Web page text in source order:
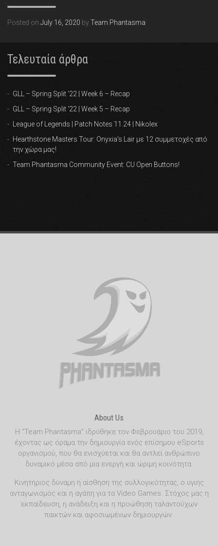
Posted on July 16, 2020 by Team Phantasma
Τελευταία άρθρα
GLL – Spring Split ‘22 | Week 6 – Recap
GLL – Spring Split ‘22 | Week 5 – Recap
League of Legends | Patch Notes 11.24 | Nikolex
Hearthstone Masters Tour: Onyxia’s Lair με 12 συμμετοχές από
την χώρα μας!
Team Phantasma Community Event: CU Open Buttons!
About Us
Η “Team Phantasma” ιδρύθηκε τον Φεβρουάριο του 2019,
έχοντας ως όραμα την δημιουργία ενός επίσημου eSports
οργανισμού, που θα ενισχύεται και θα αντλεί ανθρώπινο
δυναμικό μέσα από μια ενεργή και ώριμη κοινότητα.
Κινητήριος δύναμη η αίσθηση της συλλογικότητας, ο υγιής
ανταγωνισμός και η αγάπη για τα Video Games. Στόχος μας η
εκπαίδευση, η ανάδειξη και η προώθηση ταλαντούχων
παικτών και αφοσιωμένων δημιουργών.